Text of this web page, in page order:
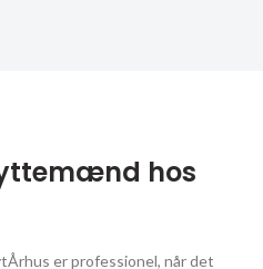
hos
er professionel, når det